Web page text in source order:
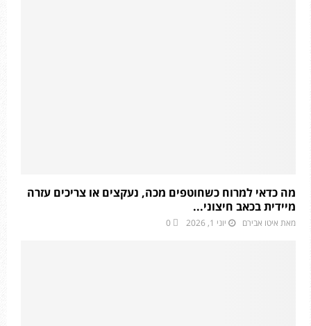
מה כדאי למרוח כשחוטפים מכה, נעקצים או צריכים עזרה
מיידית בכאב חיצוני...
מאת איטו אבירם יוני 1, 2026 0